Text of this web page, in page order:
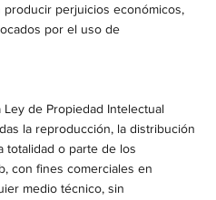
perjuicios económicos,
por el uso de
de Propiedad Intelectual
la reproducción, la distribución
totalidad o parte de los
con fines comerciales en
medio técnico, sin